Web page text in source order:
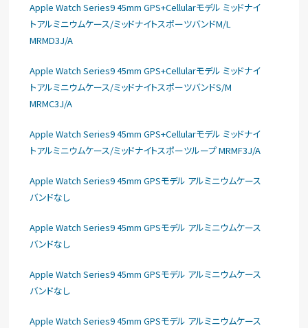
Apple Watch Series9 45mm GPS+Cellularモデル ミッドナイ
トアルミニウムケース/ミッドナイトスポーツバンドM/L
MRMD3J/A
Apple Watch Series9 45mm GPS+Cellularモデル ミッドナイ
トアルミニウムケース/ミッドナイトスポーツバンドS/M
MRMC3J/A
Apple Watch Series9 45mm GPS+Cellularモデル ミッドナイ
トアルミニウムケース/ミッドナイトスポーツループ MRMF3J/A
Apple Watch Series9 45mm GPSモデル アルミニウムケース
バンドなし
Apple Watch Series9 45mm GPSモデル アルミニウムケース
バンドなし
Apple Watch Series9 45mm GPSモデル アルミニウムケース
バンドなし
Apple Watch Series9 45mm GPSモデル アルミニウムケース